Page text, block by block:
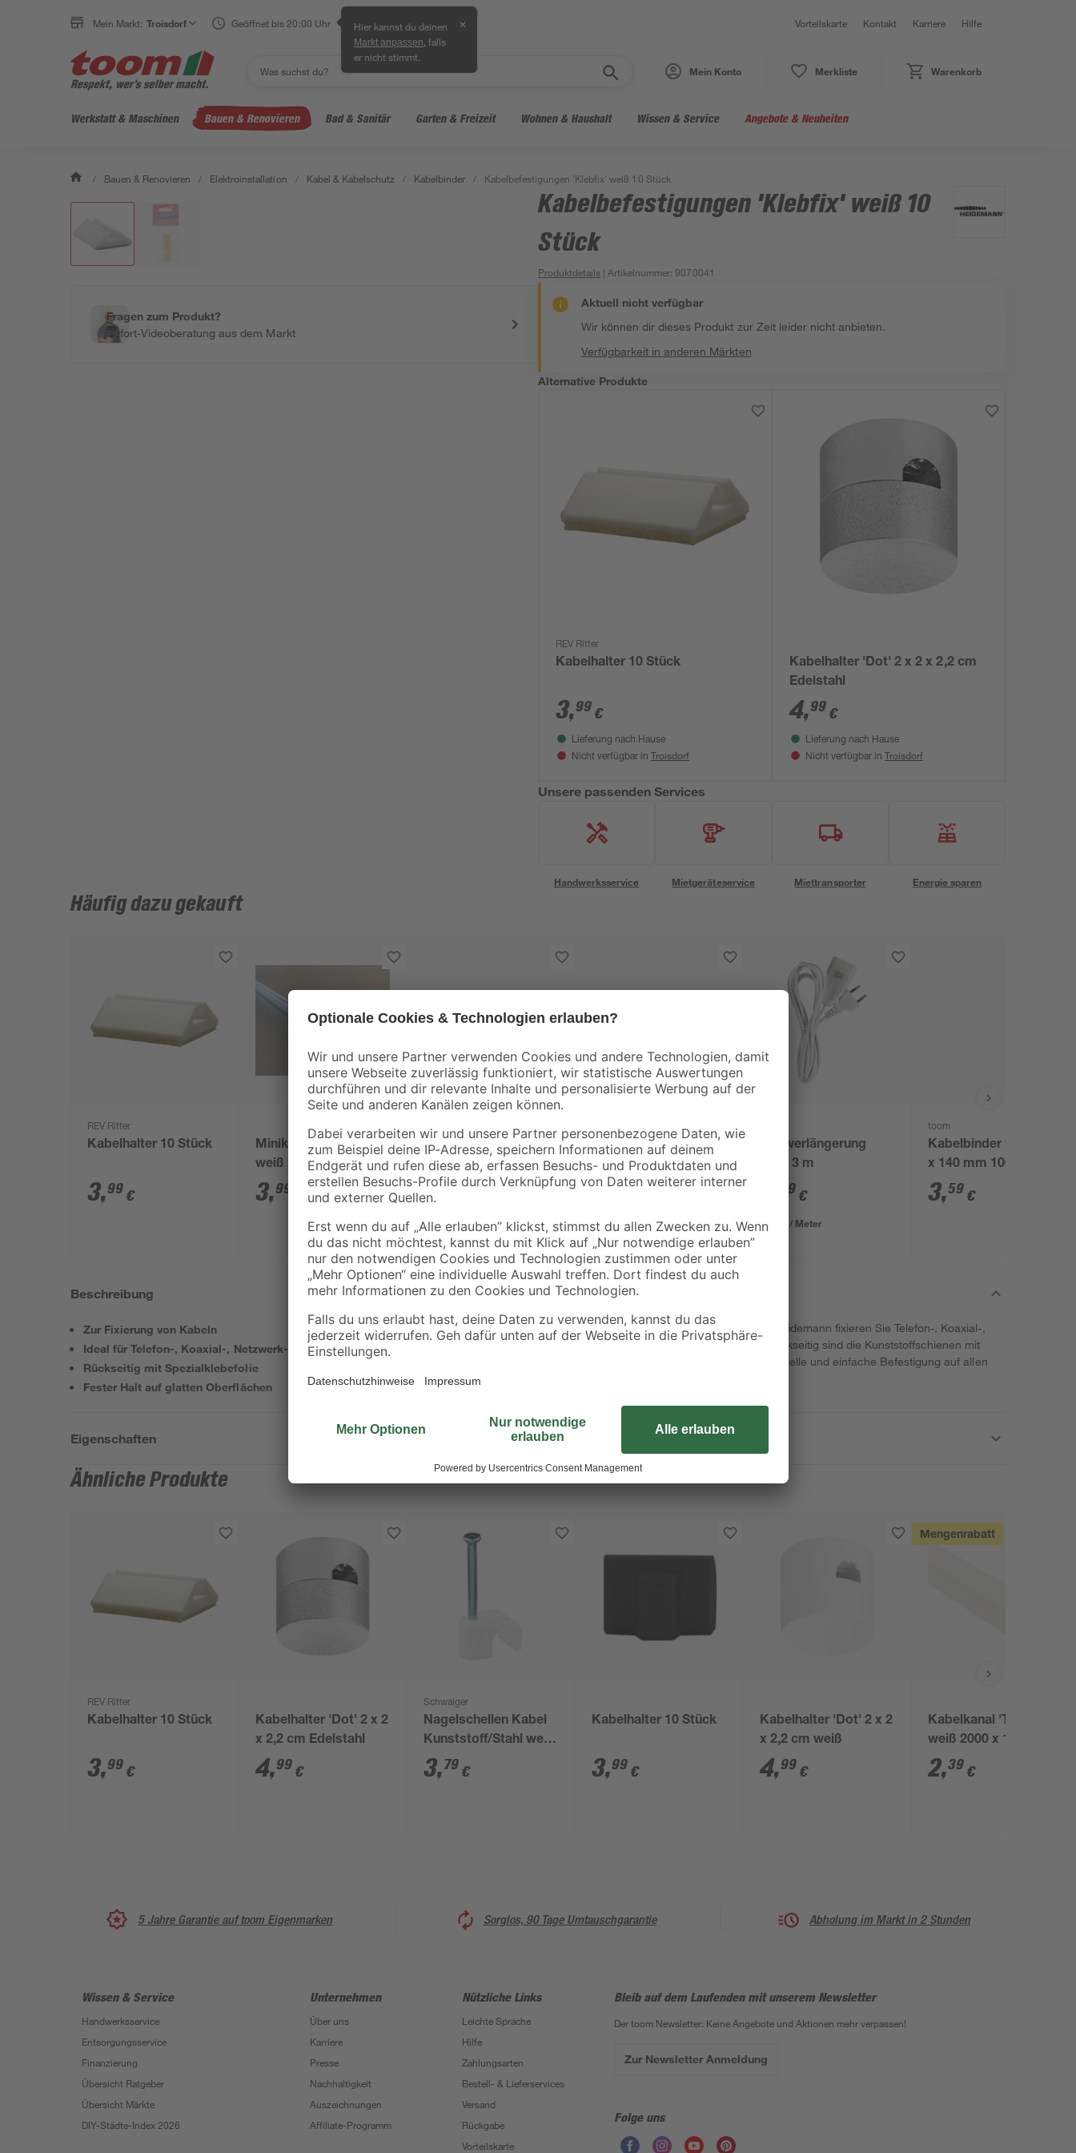
Mein Markt: Troisdorf Geöffnet bis 20:00 Uhr Hier kannst du deinen
Markt anpassen , falls
er nicht stimmt.
✕ Vorteilskarte Kontakt Karriere Hilfe
Mein Konto Merkliste Warenkorb
Werkstatt & Maschinen Bauen & Renovieren Bad & Sanitär Garten & Freizeit Wohnen & Haushalt Wissen & Service Angebote & Neuheiten
/ Bauen & Renovieren / Elektroinstallation / Kabel & Kabelschutz / Kabelbinder / Kabelbefestigungen 'Klebfix' weiß 10 Stück
Fragen zum Produkt?
Sofort-Videoberatung aus dem Markt
Kabelbefestigungen 'Klebfix' weiß 10
Stück
Produktdetails | Artikelnummer:9070041
Aktuell nicht verfügbar
Wir können dir dieses Produkt zur Zeit leider nicht anbieten.
Verfügbarkeit in anderen Märkten
Alternative Produkte
REV Ritter
Kabelhalter 10 Stück
3,99 €
Lieferung nach Hause
Nicht verfügbar in Troisdorf
Kabelhalter 'Dot' 2 x 2 x 2,2 cm
Edelstahl
4,99 €
Lieferung nach Hause
Nicht verfügbar in Troisdorf
Unsere passenden Services
Handwerksservice Mietgeräteservice Miettransporter Energie sparen
Häufig dazu gekauft
REV Ritter
Kabelhalter 10 Stück
3,99 €
Minikanal mit Deckel
weiß 2000 x 10 x 10
mm
3,99
REV Ritter
Befestigungssockel
weiß 19 x 19 mm 10
Stück
3,59
REV Ritter
Lüsterklemme 12-
polig, 2,5mm²
1,49
Euroverlängerung
weiß 3 m
99 €
2,00 € / Meter
toom
Kabelbinder weiß 2,5
x 140 mm 100 Stück
3,59 €
Beschreibung
Zur Fixierung von Kabeln
Ideal für Telefon-, Koaxial-, Netzwerk- und Klingelleitung
Rückseitig mit Spezialklebefolie
Fester Halt auf glatten Oberflächen
Mithilfe der Kabelbefestigungen "Klebfix" von Heidemann fixieren Sie Telefon-, Koaxial-,
Netzwerk- und Klingelleitungen zuverlässig. Rückseitig sind die Kunststoffschienen mit
einer Spezielklebefolie ausgestattet, die die schnelle und einfache Befestigung auf allen
Eigenschaften
Ähnliche Produkte
REV Ritter
Kabelhalter 10 Stück
3,99 €
Kabelhalter 'Dot' 2 x 2
x 2,2 cm Edelstahl
4,99 €
Schwaiger
Nagelschellen Kabel
Kunststoff/Stahl weiß
Ø 7 mm 20 Stück
3,79 €
Kabelhalter 10 Stück
3,99 €
Kabelhalter 'Dot' 2 x 2
x 2,2 cm weiß
4,99 €
Mengenrabatt
Kabelkanal 'Tehalit'
weiß 2000 x 15 x 15
mm
2,39 €
5 Jahre Garantie auf toom Eigenmarken Sorglos, 90 Tage Umtauschgarantie Abholung im Markt in 2 Stunden
Wissen & Service
Handwerksservice
Entsorgungsservice
Finanzierung
Übersicht Ratgeber
Übersicht Märkte
DIY-Städte-Index 2026
Unternehmen
Über uns
Karriere
Presse
Nachhaltigkeit
Auszeichnungen
Affiliate-Programm
Nützliche Links
Leichte Sprache
Hilfe
Zahlungsarten
Bestell- & Lieferservices
Versand
Rückgabe
Vorteilskarte
Bleib auf dem Laufenden mit unserem Newsletter
Der toom Newsletter: Keine Angebote und Aktionen mehr verpassen!
Zur Newsletter Anmeldung
Folge uns